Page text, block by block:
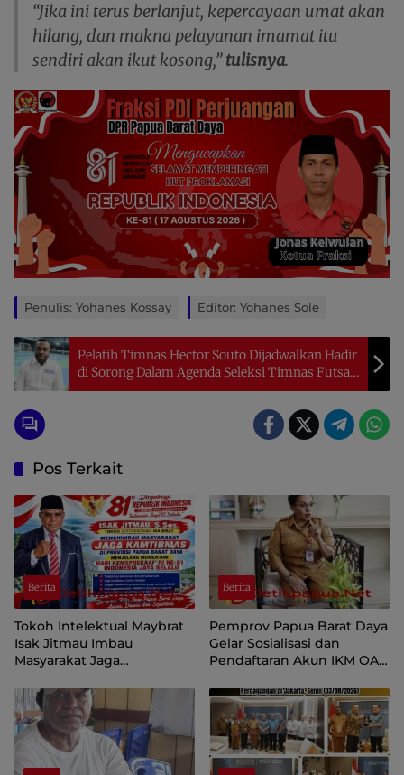
“Jika ini terus berlanjut, kepercayaan umat akan
hilang, dan makna pelayanan imamat itu
sendiri akan ikut kosong,”tulisnya.
Penulis: Yohanes Kossay Editor: Yohanes Sole
Pelatih Timnas Hector Souto Dijadwalkan Hadir
di Sorong Dalam Agenda Seleksi Timnas Futsal
U-17
Pos Terkait
Berita
Tokoh Intelektual Maybrat
Isak Jitmau Imbau
Masyarakat Jaga
81 Kemerdekaan RI
Berita
Pemprov Papua Barat Daya
Gelar Sosialisasi dan
Pendaftaran Akun IKM OAP